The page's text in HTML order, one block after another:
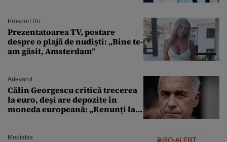
Prosport.ro
Prezentatoarea TV, postare
despre o plajă de nudiști: „Bine te-
am găsit, Amsterdam”
Adevarul
Călin Georgescu critică trecerea
la euro, deși are depozite în
moneda europeană: „Renunți la
Mediafax